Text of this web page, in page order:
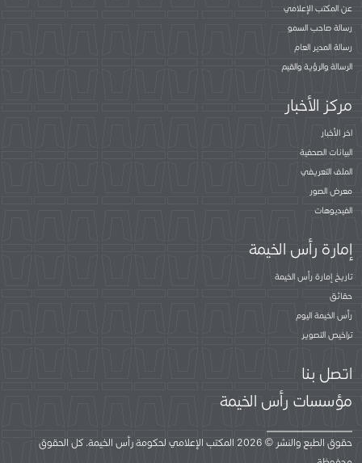
عن المكتب الإعلامي
رسالة صاحب السمو
رسالة المدير العام
الرسالة والرؤية والقيم
مركز الأخبار
اخر الأخبار
البيانات الصحفية
الملف التعريفي
معرض الصور
الفيديوهات
إمارة رأس الخيمة
تاريخ إمارة رأس الخيمة
حقائق
رأس الخيمة اليوم
تراخيص التصوير
اتصل بنا
مؤسسات رأس الخيمة
حقوق الطبع والنشر © 2026 المكتب الإعلامي لحكومة رأس الخيمة. كل الحقوق